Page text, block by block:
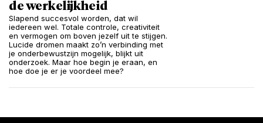
de werkelijkheid
Slapend succesvol worden, dat wil
iedereen wel. Totale controle, creativiteit
en vermogen om boven jezelf uit te stijgen.
Lucide dromen maakt zo’n verbinding met
je onderbewustzijn mogelijk, blijkt uit
onderzoek. Maar hoe begin je eraan, en
hoe doe je er je voordeel mee?